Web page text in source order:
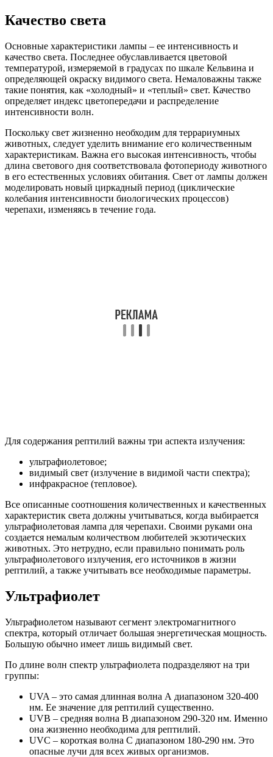
Качество света
Основные характеристики лампы – ее интенсивность и
качество света. Последнее обуславливается цветовой
температурой, измеряемой в градусах по шкале Кельвина и
определяющей окраску видимого света. Немаловажны также
такие понятия, как «холодный» и «теплый» свет. Качество
определяет индекс цветопередачи и распределение
интенсивности волн.
Поскольку свет жизненно необходим для террариумных
животных, следует уделить внимание его количественным
характеристикам. Важна его высокая интенсивность, чтобы
длина светового дня соответствовала фотопериоду животного
в его естественных условиях обитания. Свет от лампы должен
моделировать новый циркадный период (циклические
колебания интенсивности биологических процессов)
черепахи, изменяясь в течение года.
Для содержания рептилий важны три аспекта излучения:
ультрафиолетовое;
видимый свет (излучение в видимой части спектра);
инфракрасное (тепловое).
Все описанные соотношения количественных и качественных
характеристик света должны учитываться, когда выбирается
ультрафиолетовая лампа для черепахи. Своими руками она
создается немалым количеством любителей экзотических
животных. Это нетрудно, если правильно понимать роль
ультрафиолетового излучения, его источников в жизни
рептилий, а также учитывать все необходимые параметры.
Ультрафиолет
Ультрафиолетом называют сегмент электромагнитного
спектра, который отличает большая энергетическая мощность.
Большую обычно имеет лишь видимый свет.
По длине волн спектр ультрафиолета подразделяют на три
группы:
UVA – это самая длинная волна А диапазоном 320-400
нм. Ее значение для рептилий существенно.
UVB – средняя волна В диапазоном 290-320 нм. Именно
она жизненно необходима для рептилий.
UVC – короткая волна С диапазоном 180-290 нм. Это
опасные лучи для всех живых организмов.